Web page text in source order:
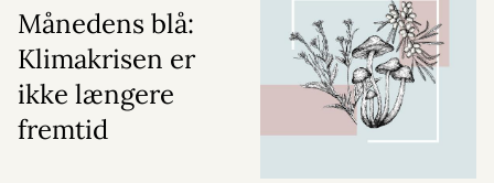
august 2026
Månedens blå:
Klimakrisen er
ikke længere
fremtid